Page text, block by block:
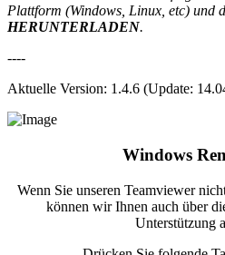
Plattform (Windows, Linux, etc) und
HERUNTERLADEN.
----
Aktuelle Version: 1.4.6 (Update:
Windows
Wenn Sie unseren Teamviewer
können wir Ihnen auch über
Unterstützung